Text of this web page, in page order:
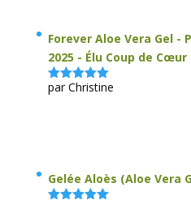
Forever Aloe Vera Gel -
2025 - Élu Coup de Cœur
Note5sur
par Christine
Gelée Aloès (Aloe Vera